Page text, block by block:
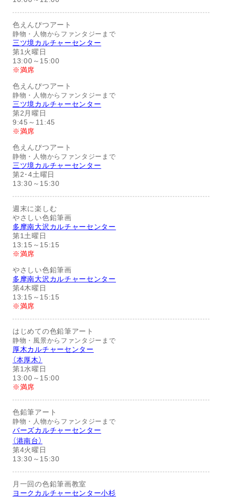
色えんぴつアート
静物・人物からファンタジーまで
三ツ境カルチャーセンター
第1火曜日
13:00～15:00
※満席
色えんぴつアート
静物・人物からファンタジーまで
三ツ境カルチャーセンター
第2月曜日
9:45～11:45
※満席
色えんぴつアート
静物・人物からファンタジーまで
三ツ境カルチャーセンター
第2･4土曜日
13:30～15:30
週末に楽しむ
やさしい色鉛筆画
多摩南大沢カルチャーセンター
第1土曜日
13:15～15:15
※満席
やさしい色鉛筆画
多摩南大沢カルチャーセンター
第4木曜日
13:15～15:15
※満席
はじめての色鉛筆アート
静物・風景からファンタジーまで
厚木カルチャーセンター
（本厚木）
第1水曜日
13:00～15:00
※満席
色鉛筆アート
静物・人物からファンタジーまで
バーズカルチャーセンター
（港南台）
第4火曜日
13:30～15:30
月一回の色鉛筆画教室
ヨークカルチャーセンター小杉